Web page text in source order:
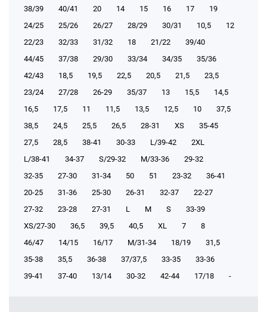
38/39
40/41 20 14 15 16 17
19
24/25
25/26 26/27 28/29 30/31 10,5
12
22/23
32/33 31/32 18 21/22
39/40
44/45
37/38 29/30 33/34 34/35
35/36
42/43
18,5 19,5 22,5 20,5 21,5
23,5
23/24
27/28 26-29 35/37 13 15,5
14,5
16,5
17,5 11 11,5 13,5 12,5 10
37,5
38,5
24,5 25,5 26,5 28-31 XS
35-45
27,5
28,5 38-41 30-33 L/39-42
2XL
L/38-41
34-37 S/29-32 М/33-36
29-32
32-35
27-30 31-34 50 51 23-32
36-41
20-25
31-36 25-30 26-31 32-37
22-27
27-32
23-28 27-31 L M S
33-39
XS/27-30
36,5 39,5 40,5 XL 7
8
46/47
14/15 16/17 М/31-34 18/19
31,5
35-38
35,5 36-38 37/37,5 33-35
33-36
39-41
37-40 13/14 30-32 42-44 17/18 -